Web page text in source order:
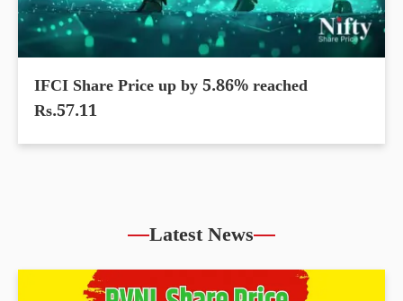
IFCI Share Price up by 5.86% reached
Rs.57.11
Latest News